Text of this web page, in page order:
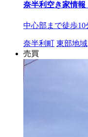
奈半利空き家情報
中心部まで徒歩
奈半利町 東部地域
売買